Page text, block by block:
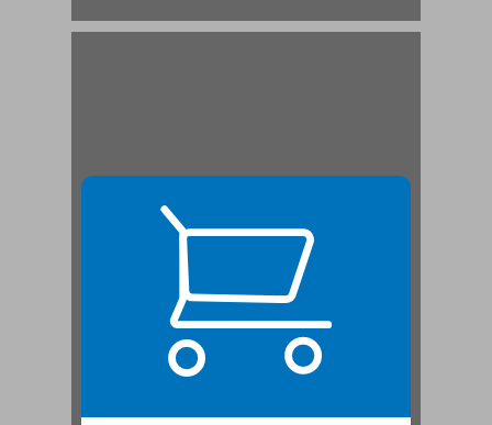
"אבן מאסו הבונים" ... 22